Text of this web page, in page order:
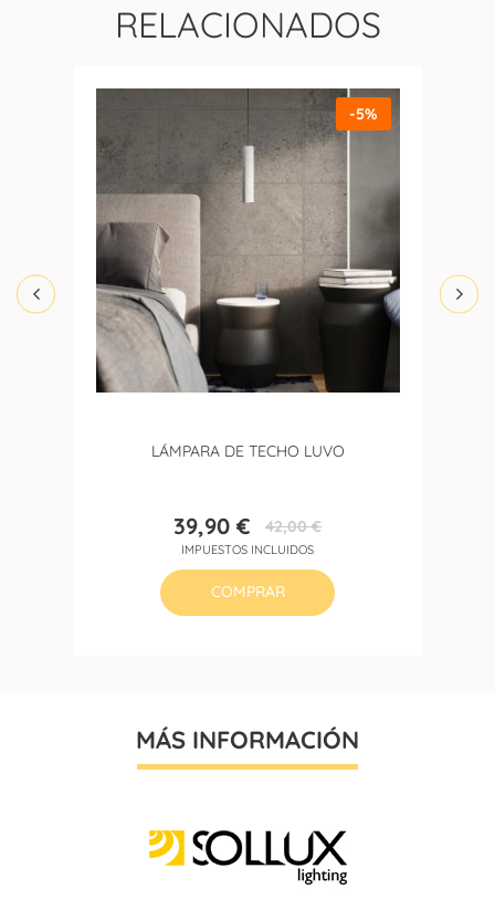
RELACIONADOS
LÁMPARA DE TECHO LUVO
Precio
39,90 €Precio
base
42,00 €
IMPUESTOS INCLUIDOS
-5%
COMPRAR
MÁS INFORMACIÓN